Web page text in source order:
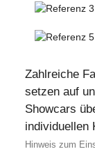
Zahlreiche
setzen auf
Showcars
individuellen
Hinweis zum